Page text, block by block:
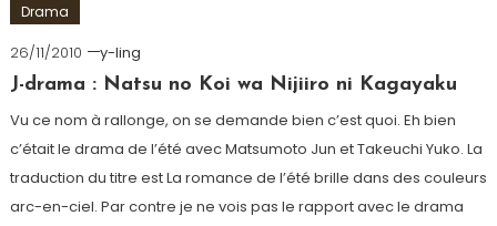
Drama
26/11/2010
y-ling
J-drama : Natsu no Koi wa Nijiiro ni Kagayaku
Vu ce nom à rallonge, on se demande bien c’est quoi. Eh bien
c’était le drama de l’été avec Matsumoto Jun et Takeuchi Yuko. La
traduction du titre est La romance de l’été brille dans des couleurs
arc-en-ciel. Par contre je ne vois pas le rapport avec le drama